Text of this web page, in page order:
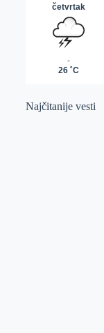
Najčitanije vesti